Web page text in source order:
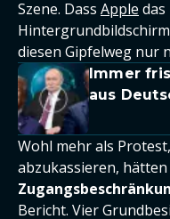
Szene. Dass Apple
diesen Gipfelweg nur
Immer
aus
Wohl mehr als
abzukassieren,
Bericht. Vier